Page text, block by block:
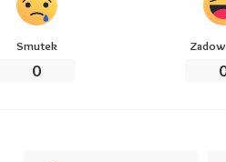
Smutek
0